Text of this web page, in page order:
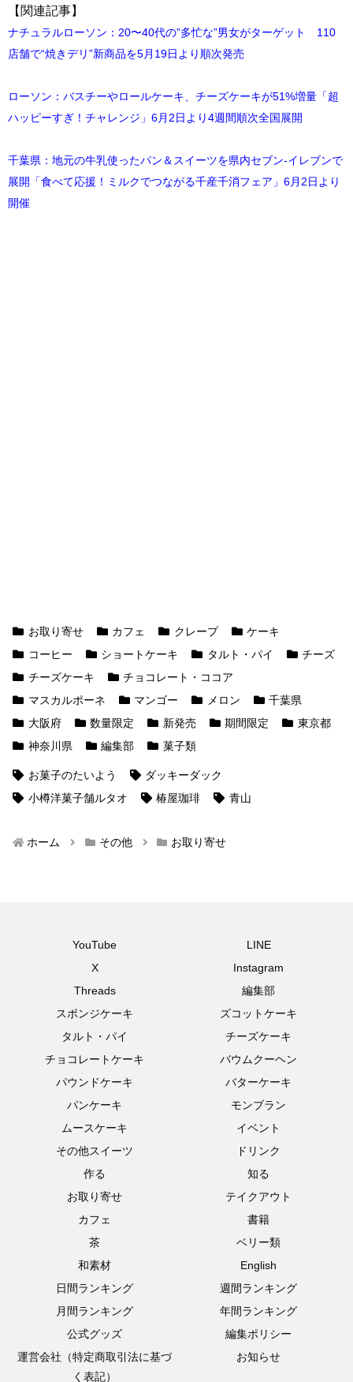
【関連記事】
ナチュラルローソン：20〜40代の”多忙な”男女がターゲット 110
店舗で“焼きデリ”新商品を5月19日より順次発売
ローソン：バスチーやロールケーキ、チーズケーキが51%増量「超
ハッピーすぎ！チャレンジ」6月2日より4週間順次全国展開
千葉県：地元の牛乳使ったパン＆スイーツを県内セブン‐イレブンで
展開「食べて応援！ミルクでつながる千産千消フェア」6月2日より
開催
お取り寄せ カフェ クレープ
ケーキ
コーヒー
ショートケーキ タルト・パイ
チーズ
チーズケーキ
チョコレート・ココア
マスカルポーネ
マンゴー メロン
千葉県
大阪府
数量限定 新発売 期間限定
東京都
神奈川県
編集部 菓子類
お菓子のたいよう
ダッキーダック
小樽洋菓子舗ルタオ
椿屋珈琲 青山
ホーム その他 お取り寄せ
YouTube
LINE
X
Instagram
Threads
編集部
スポンジケーキ
ズコットケーキ
タルト・パイ
チーズケーキ
チョコレートケーキ
バウムクーヘン
パウンドケーキ
バターケーキ
パンケーキ
モンブラン
ムースケーキ
イベント
その他スイーツ
ドリンク
作る
知る
お取り寄せ
テイクアウト
カフェ
書籍
茶
ベリー類
和素材
English
日間ランキング
週間ランキング
月間ランキング
年間ランキング
公式グッズ
編集ポリシー
運営会社（特定商取引法に基づ
く表記）
お知らせ